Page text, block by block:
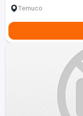
Temuco